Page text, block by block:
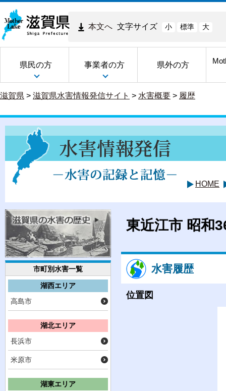
本文へ 文字サイズ 小 標準 大
県民の方 事業者の方 県外の方
滋賀県 > 滋賀県水害情報発信サイト > 水害概要 > 履歴
HOME
市町別水害一覧
湖西エリア
高島市
湖北エリア
長浜市
米原市
湖東エリア
東近江市 昭和
水害履歴
位置図